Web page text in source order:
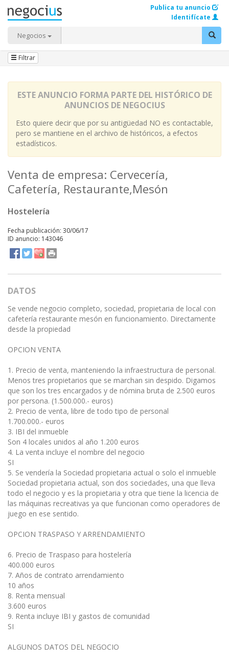
Negocios
Publica tu anuncio
Identifícate
Filtrar
ESTE ANUNCIO FORMA PARTE DEL HISTÓRICO DE
ANUNCIOS DE NEGOCIUS
Esto quiere decir que por su antigüedad NO es contactable,
pero se mantiene en el archivo de históricos, a efectos
estadísticos.
Venta de empresa: Cervecería,
Cafetería, Restaurante,Mesón
Hostelería
Fecha publicación: 30/06/17
ID anuncio: 143046
DATOS
Se vende negocio completo, sociedad, propietaria de local con
cafetería restaurante mesón en funcionamiento. Directamente
desde la propiedad
OPCION VENTA
1. Precio de venta, manteniendo la infraestructura de personal.
Menos tres propietarios que se marchan sin despido. Digamos
que son los tres encargados y de nómina bruta de 2.500 euros
por persona. (1.500.000.- euros)
2. Precio de venta, libre de todo tipo de personal
1.700.000.- euros
3. IBI del inmueble
Son 4 locales unidos al año 1.200 euros
4. La venta incluye el nombre del negocio
SI
5. Se vendería la Sociedad propietaria actual o solo el inmueble
Sociedad propietaria actual, son dos sociedades, una que lleva
todo el negocio y es la propietaria y otra que tiene la licencia de
las máquinas recreativas ya que funcionan como operadores de
juego en ese sentido.
OPCION TRASPASO Y ARRENDAMIENTO
6. Precio de Traspaso para hostelería
400.000 euros
7. Años de contrato arrendamiento
10 años
8. Renta mensual
3.600 euros
9. Renta incluye IBI y gastos de comunidad
SI
ALGUNOS DATOS DEL NEGOCIO